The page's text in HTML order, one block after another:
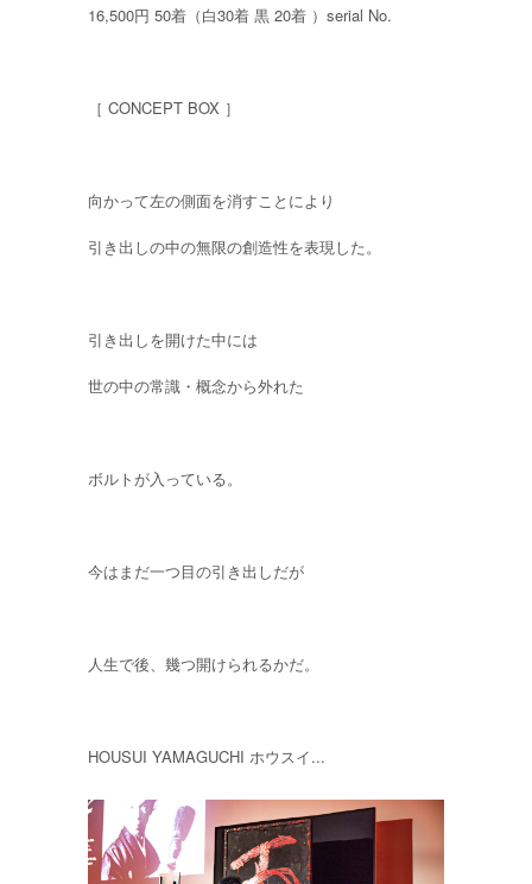
16,500円 50着（白30着 黒 20着 ）serial No.
［ CONCEPT BOX ］
向かって左の側面を消すことにより
引き出しの中の無限の創造性を表現した。
引き出しを開けた中には
世の中の常識・概念から外れた
ボルトが入っている。
今はまだ一つ目の引き出しだが
人生で後、幾つ開けられるかだ。
HOUSUI YAMAGUCHI ホウスイ...